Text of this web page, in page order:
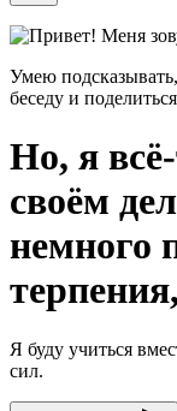
Привет! Меня
Умею
беседу и
Но, я
своём
немного
Я буду учиться
сил.